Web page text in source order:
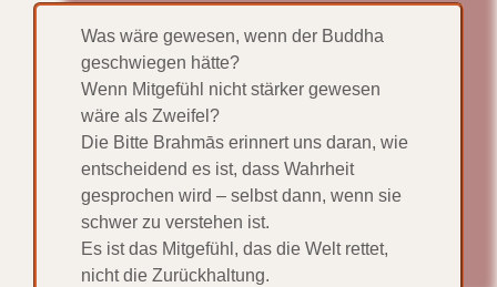
Was wäre gewesen, wenn der Buddha
geschwiegen hätte?
Wenn Mitgefühl nicht stärker gewesen
wäre als Zweifel?
Die Bitte Brahmās erinnert uns daran, wie
entscheidend es ist, dass Wahrheit
gesprochen wird – selbst dann, wenn sie
schwer zu verstehen ist.
Es ist das Mitgefühl, das die Welt rettet,
nicht die Zurückhaltung.